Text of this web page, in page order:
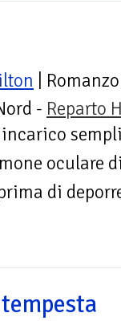
| Romanzo
- Reparto
incarico
oculare
di